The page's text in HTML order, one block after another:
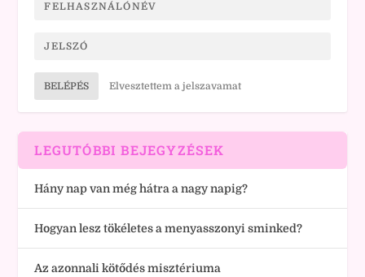
BELÉPÉS Elvesztettem a jelszavamat
LEGUTÓBBI BEJEGYZÉSEK
Hány nap van még hátra a nagy napig?
Hogyan lesz tökéletes a menyasszonyi sminked?
Az azonnali kötődés misztériuma